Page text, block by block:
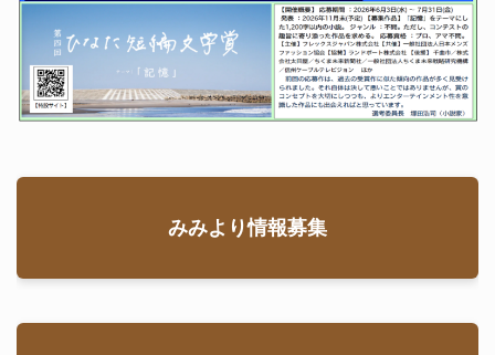
地域交流,坂城町
みみより情報募集